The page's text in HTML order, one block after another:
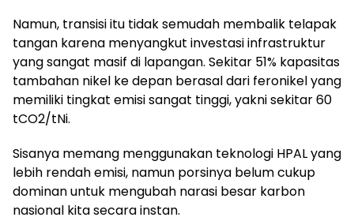
Namun, transisi itu tidak semudah membalik telapak
tangan karena menyangkut investasi infrastruktur
yang sangat masif di lapangan. Sekitar 51% kapasitas
tambahan nikel ke depan berasal dari feronikel yang
memiliki tingkat emisi sangat tinggi, yakni sekitar 60
tCO2/tNi.
Sisanya memang menggunakan teknologi HPAL yang
lebih rendah emisi, namun porsinya belum cukup
dominan untuk mengubah narasi besar karbon
nasional kita secara instan.